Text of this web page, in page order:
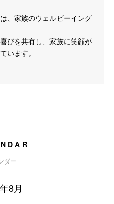
、家族のウェルビーイング
びを共有し、家族に笑顔が
います。
ダー
8月